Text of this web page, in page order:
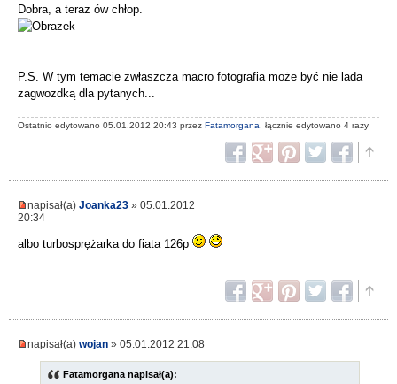
Dobra, a teraz ów chłop.
P.S. W tym temacie zwłaszcza macro fotografia może być nie lada
zagwozdką dla pytanych...
Ostatnio edytowano 05.01.2012 20:43 przez Fatamorgana , łącznie edytowano 4 razy
napisał(a) Joanka23 » 05.01.2012
20:34
albo turbosprężarka do fiata 126p
napisał(a) wojan » 05.01.2012 21:08
Fatamorgana napisał(a):